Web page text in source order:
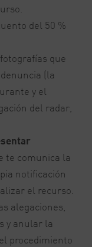
del 50 %
que
(la
y el
del radar,
te comunica la
notificación
el recurso.
alegaciones,
y anular la
procedimiento